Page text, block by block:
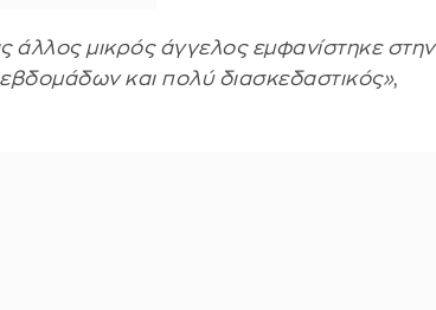
άλλος μικρός άγγελος εμφανίστηκε στην
και πολύ διασκεδαστικός»,